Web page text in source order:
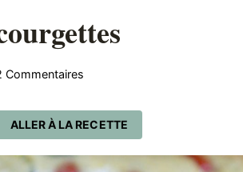
Commentaires
ALLER À LA RECETTE